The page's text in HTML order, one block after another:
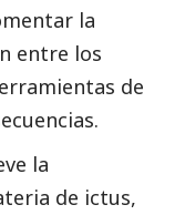
la
entre los
de
la
de ictus,